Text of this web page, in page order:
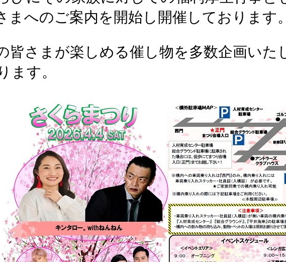
まへのご案内を開始し開催しております。
皆さまが楽しめる催し物を多数企画いた
ます。